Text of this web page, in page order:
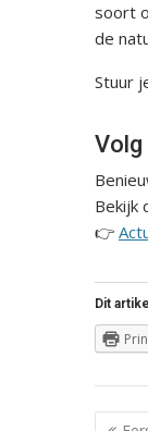
soort
de
Stuur
Bekijk
👉
Dit